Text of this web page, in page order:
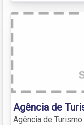
Agência de
Agência de